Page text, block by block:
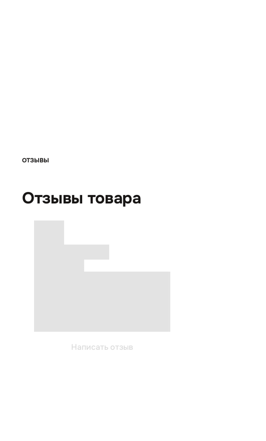
ОТЗЫВЫ
Отзывы товара
Написать отзыв